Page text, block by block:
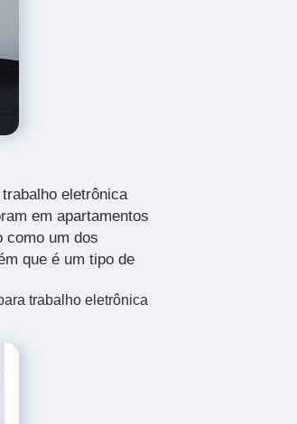
eletrônica
em apartamentos
como um dos
que é um tipo de
trabalho eletrônica